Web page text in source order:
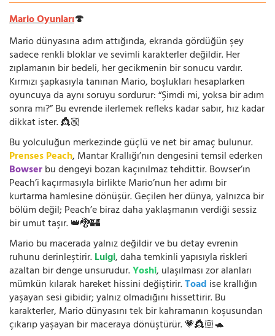
Mario Oyunları🍄
Mario dünyasına adım attığında, ekranda gördüğün şey
sadece renkli bloklar ve sevimli karakterler değildir. Her
zıplamanın bir bedeli, her gecikmenin bir sonucu vardır.
Kırmızı şapkasıyla tanınan Mario, boşlukları hesaplarken
oyuncuya da aynı soruyu sordurur: “Şimdi mi, yoksa bir adım
sonra mı?” Bu evrende ilerlemek refleks kadar sabır, hız kadar
dikkat ister. 👸🏼
Bu yolculuğun merkezinde güçlü ve net bir amaç bulunur.
Prenses Peach, Mantar Krallığı’nın dengesini temsil ederken
Bowserbu dengeyi bozan kaçınılmaz tehdittir. Bowser’ın
Peach’i kaçırmasıyla birlikte Mario’nun her adımı bir
kurtarma hamlesine dönüşür. Geçilen her dünya, yalnızca bir
bölüm değil; Peach’e biraz daha yaklaşmanın verdiği sessiz
bir umut taşır. 👑🐉🏰
Mario bu macerada yalnız değildir ve bu detay evrenin
ruhunu derinleştirir.Luigi, daha temkinli yapısıyla riskleri
azaltan bir denge unsurudur.Yoshi, ulaşılması zor alanları
mümkün kılarak hareket hissini değiştirir.Toad ise krallığın
yaşayan sesi gibidir; yalnız olmadığını hissettirir. Bu
karakterler, Mario dünyasını tek bir kahramanın koşusundan
çıkarıp yaşayan bir maceraya dönüştürür. 💗👸🏼🐢